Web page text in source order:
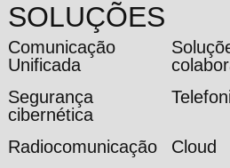
SOLUÇÕES
Comunicação
Unificada
Segurança
cibernética
Radiocomunicação
Cloud